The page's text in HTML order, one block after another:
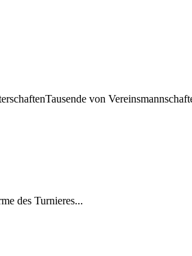
von
des Turnieres...